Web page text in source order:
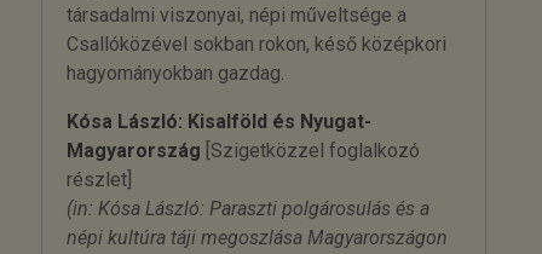
társadalmi viszonyai, népi műveltsége a
Csallóközével sokban rokon, késő középkori
hagyományokban gazdag.
Kósa László: Kisalföld és Nyugat-
Magyarország [Szigetközzel foglalkozó
részlet]
(in: Kósa László: Paraszti polgárosulás és a
népi kultúra táji megoszlása Magyarországon